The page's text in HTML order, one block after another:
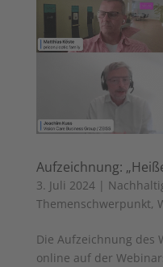
Aufzeichnung:
3. Juli 2024|
Themenschwerpunkt,
Die Aufzeichnung des
online auf der